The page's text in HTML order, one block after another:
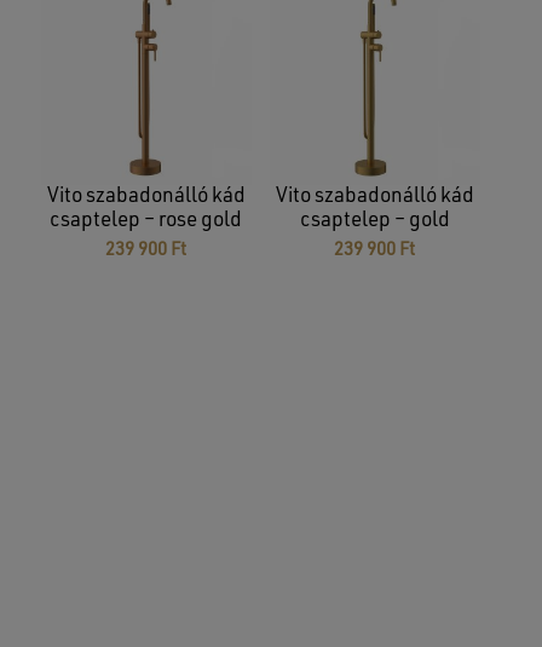
Vito szabadonálló kád
csaptelep – rose gold
239 900 Ft
Vito szabadonálló kád
csaptelep – gold
239 900 Ft